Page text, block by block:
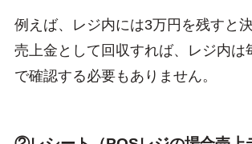
例えば、レジ内には3万円を残すと
売上金として回収すれば、レジ内は
で確認する必要もありません。